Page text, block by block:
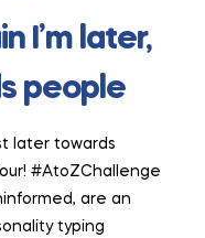
I’m later,
people
later towards
#AtoZChallenge
are an
typing